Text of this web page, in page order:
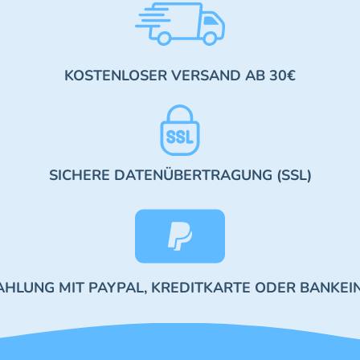
KOSTENLOSER VERSAND AB 30€
SICHERE DATENÜBERTRAGUNG (SSL)
MIT PAYPAL, KREDITKARTE ODER